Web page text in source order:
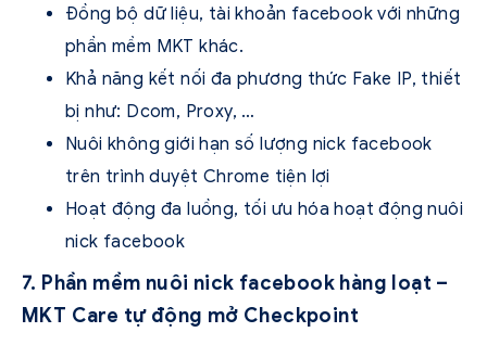
Đồng bộ dữ liệu, tài khoản facebook với những
phần mềm MKT khác.
Khả năng kết nối đa phương thức Fake IP, thiết
bị như: Dcom, Proxy, …
Nuôi không giới hạn số lượng nick facebook
trên trình duyệt Chrome tiện lợi
Hoạt động đa luồng, tối ưu hóa hoạt động nuôi
nick facebook
7. Phần mềm nuôi nick facebook hàng loạt –
MKT Care tự động mở Checkpoint